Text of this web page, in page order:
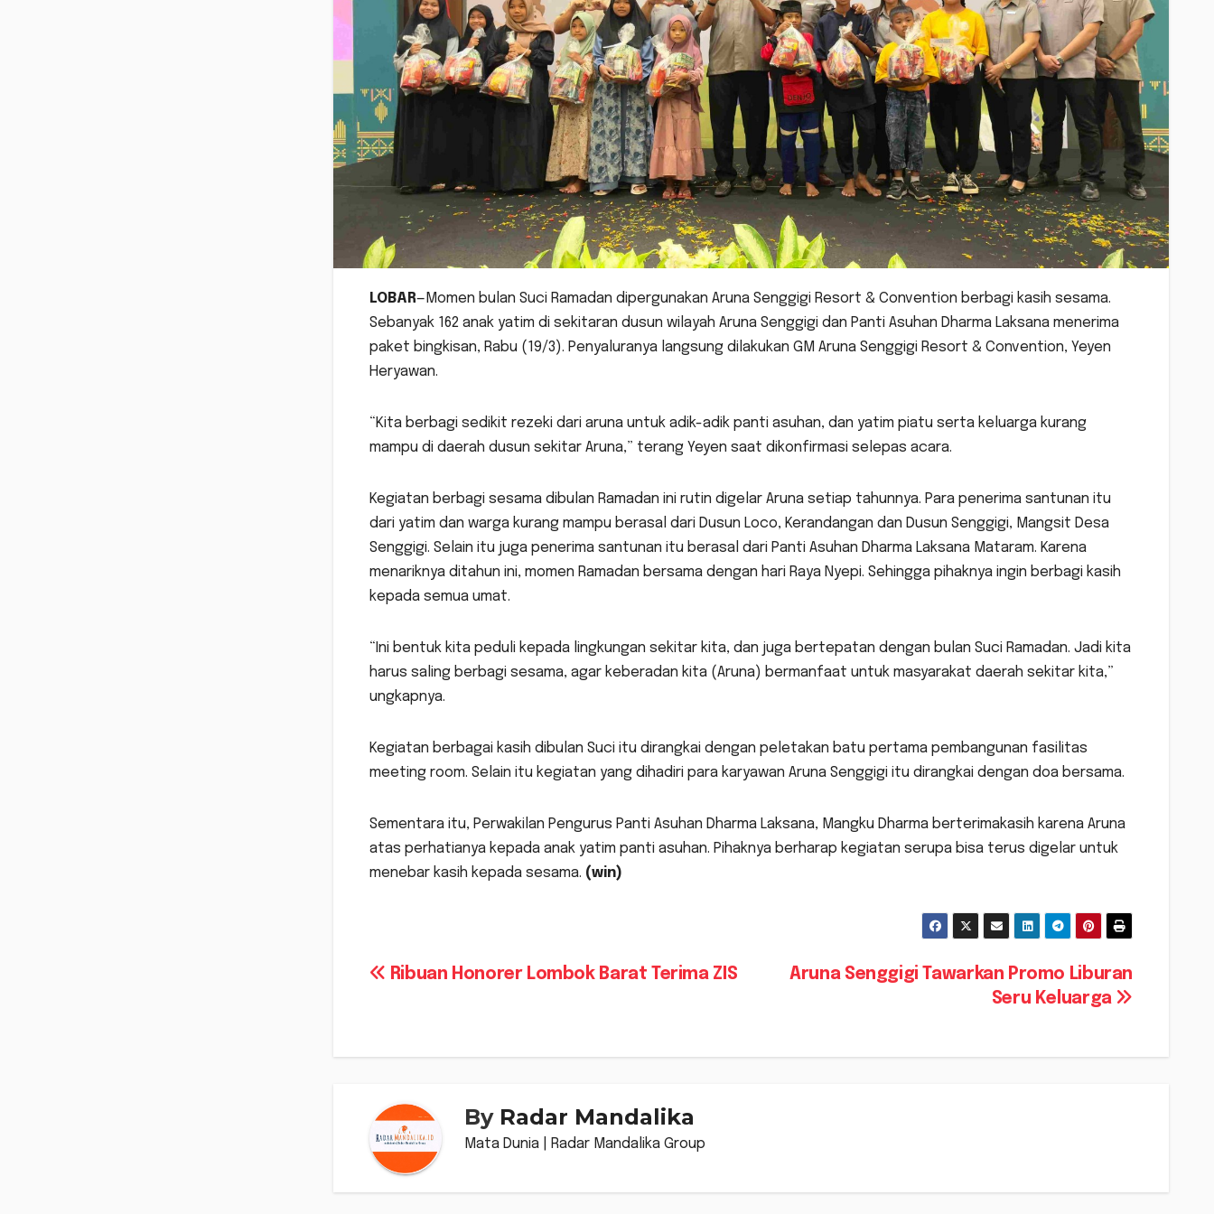
LOBAR—Momen bulan Suci Ramadan dipergunakan Aruna Senggigi Resort & Convention berbagi kasih sesama.
Sebanyak 162 anak yatim di sekitaran dusun wilayah Aruna Senggigi dan Panti Asuhan Dharma Laksana menerima
paket bingkisan, Rabu (19/3). Penyaluranya langsung dilakukan GM Aruna Senggigi Resort & Convention, Yeyen
Heryawan.
“Kita berbagi sedikit rezeki dari aruna untuk adik-adik panti asuhan, dan yatim piatu serta keluarga kurang
mampu di daerah dusun sekitar Aruna,” terang Yeyen saat dikonfirmasi selepas acara.
Kegiatan berbagi sesama dibulan Ramadan ini rutin digelar Aruna setiap tahunnya. Para penerima santunan itu
dari yatim dan warga kurang mampu berasal dari Dusun Loco, Kerandangan dan Dusun Senggigi, Mangsit Desa
Senggigi. Selain itu juga penerima santunan itu berasal dari Panti Asuhan Dharma Laksana Mataram. Karena
menariknya ditahun ini, momen Ramadan bersama dengan hari Raya Nyepi. Sehingga pihaknya ingin berbagi kasih
kepada semua umat.
“Ini bentuk kita peduli kepada lingkungan sekitar kita, dan juga bertepatan dengan bulan Suci Ramadan. Jadi kita
harus saling berbagi sesama, agar keberadan kita (Aruna) bermanfaat untuk masyarakat daerah sekitar kita,”
ungkapnya.
Kegiatan berbagai kasih dibulan Suci itu dirangkai dengan peletakan batu pertama pembangunan fasilitas
meeting room. Selain itu kegiatan yang dihadiri para karyawan Aruna Senggigi itu dirangkai dengan doa bersama.
Sementara itu, Perwakilan Pengurus Panti Asuhan Dharma Laksana, Mangku Dharma berterimakasih karena Aruna
atas perhatianya kepada anak yatim panti asuhan. Pihaknya berharap kegiatan serupa bisa terus digelar untuk
menebar kasih kepada sesama. (win)
Navigasi
Aruna Senggigi Tawarkan Promo Liburan
Seru Keluarga
Ribuan Honorer Lombok Barat Terima ZIS
By Radar Mandalika
Mata Dunia | Radar Mandalika Group